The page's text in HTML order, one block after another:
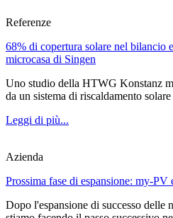
Referenze
68% di copertura solare nel bilancio
microcasa di Singen
Uno studio della HTWG Konstanz
da un sistema di riscaldamento
Leggi di più...
Azienda
Prossima fase di espansione: my-
Dopo l'espansione di successo delle